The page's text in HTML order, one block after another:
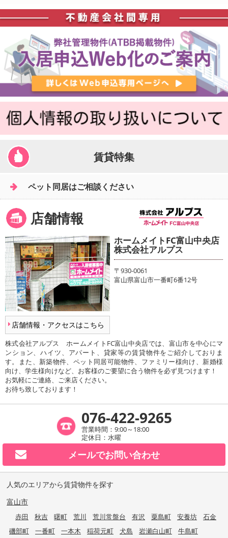
賃貸特集
ペット同居はご相談ください
店舗情報
店舗情報・アクセスはこちら
ホームメイトFC富山中央店
株式会社アルプス
〒930-0061
富山県富山市一番町6番12号
株式会社アルプス ホームメイトFC富山中央店では、富山市を中心にマ
ンション、ハイツ、アパート、貸家等の賃貸物件をご紹介しておりま
す。また、新築物件、ペット同居可能物件、ファミリー様向け、新婚様
向け、学生様向けなど、お客様のご要望に合う物件を必ず見つけます！
お気軽にご連絡、ご来店ください。
お待ち致しております！
076-422-9265
営業時間：9:00～18:00
定休日：水曜
メールでお問い合わせ
人気のエリアから賃貸物件を探す
富山市
赤田 秋吉 曙町 荒川 荒川常盤台 有沢 粟島町 安養坊
石金
磯部町
一番町 一本木 稲荷元町 犬島 岩瀬白山町
牛島町